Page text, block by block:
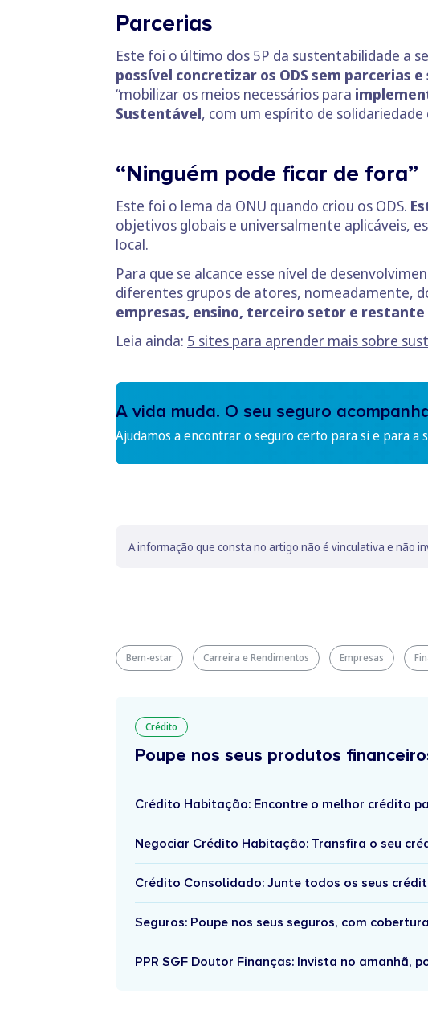
Parcerias
Este foi o último dos 5P da sustentabilidade a
possível concretizar os ODS sem parcerias
“mobilizar os meios necessários para
Sustentável, com um espírito de solidariedade
“Ninguém pode ficar de fora”
Este foi o lema da ONU quando criou os ODS.
objetivos globais e universalmente aplicáveis,
local.
Para que se alcance esse nível de
diferentes grupos de atores, nomeadamente,
empresas, ensino, terceiro setor e restante
Leia ainda: 5 sites para aprender mais sobre
A vida muda. O seu seguro
Ajudamos a encontrar o seguro certo para si e para a
A informação que consta no artigo não é vinculativa e não
Bem-estar Carreira e Rendimentos Empresas
Crédito
Poupe nos seus produtos
Crédito Habitação: Encontre o melhor crédito
Negociar Crédito Habitação: Transfira o seu
Crédito Consolidado: Junte todos os seus
Seguros: Poupe nos seus seguros, com
PPR SGF Doutor Finanças: Invista no amanhã,